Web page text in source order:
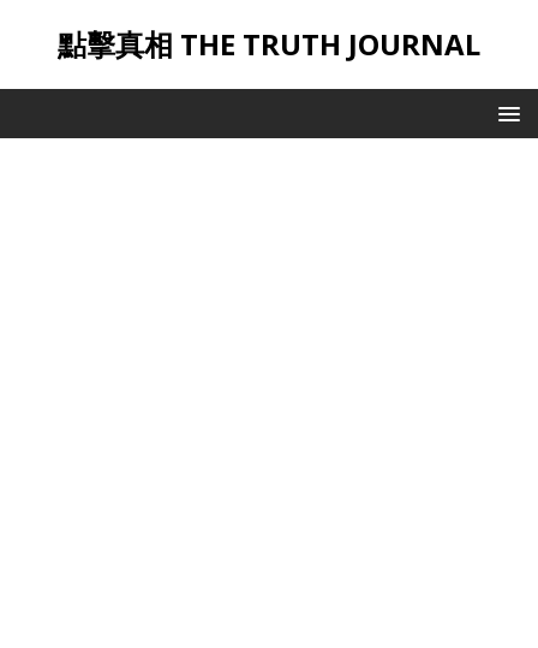
點擊真相 THE TRUTH JOURNAL